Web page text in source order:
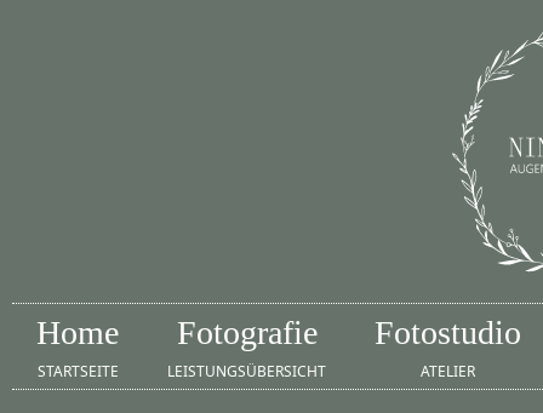
Home
STARTSEITE
Fotografie
LEISTUNGSÜBERSICHT
Fotostudio
ATELIER